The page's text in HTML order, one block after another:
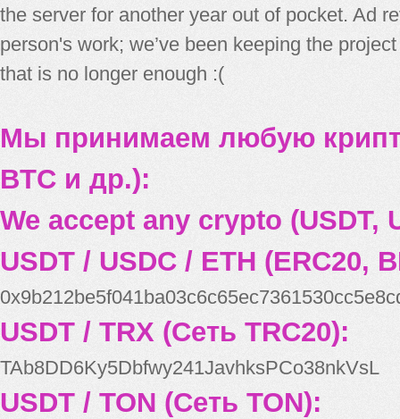
the server for another year out of pocket. Ad
person's work; we’ve been keeping the
that is no longer enough :(
Мы принимаем любую
BTC и др.):
We accept any crypto (USDT,
USDT / USDC / ETH (ERC20,
USDT / TRX (Сеть TRC20):
TAb8DD6Ky5Dbfwy241JavhksPCo38nkVsL
USDT / TON (Сеть TON):